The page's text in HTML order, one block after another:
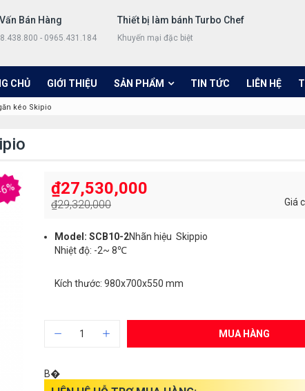
Bán Hàng
- 0965.431.184
Thiết bị làm bánh Turbo Chef
Khuyến mại đặc biệt
CHỦ GIỚI THIỆU SẢN PHẨM TIN TỨC LIÊN HỆ
kéo Skipio
₫29,320,000
₫27,530,000
Giá
Model: SCB10-2Nhãn hiệu Skippio
Nhiệt độ: -2~ 8℃
Kích thước: 980x700x550 mm
MUA HÀNG
B�